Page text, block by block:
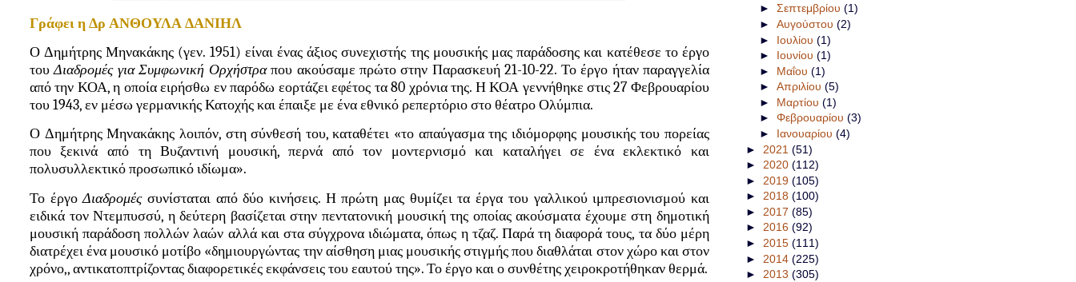
Γράφει η Δρ ΑΝΘΟΥΛΑ ΔΑΝΙΗΛ
Ο Δημήτρης Μηνακάκης (γεν. 1951) είναι ένας άξιος συνεχιστής της μουσικής μας παράδοσης και κατέθεσε το έργο
τουΔιαδρομές για Συμφωνική Ορχήστραπου ακούσαμε πρώτο στην Παρασκευή 21-10-22. Το έργο ήταν παραγγελία
από την ΚΟΑ, η οποία ειρήσθω εν παρόδω εορτάζει εφέτος τα 80 χρόνια της. Η ΚΟΑ γεννήθηκε στις 27 Φεβρουαρίου
του 1943, εν μέσω γερμανικής Κατοχής και έπαιξε με ένα εθνικό ρεπερτόριο στο θέατρο Ολύμπια.
Ο Δημήτρης Μηνακάκης λοιπόν, στη σύνθεσή του, καταθέτει «το απαύγασμα της ιδιόμορφης μουσικής του πορείας
που ξεκινά από τη Βυζαντινή μουσική, περνά από τον μοντερνισμό και καταλήγει σε ένα εκλεκτικό και
πολυσυλλεκτικό προσωπικό ιδίωμα».
Το έργοΔιαδρομέςσυνίσταται από δύο κινήσεις. Η πρώτη μας θυμίζει τα έργα του γαλλικού ιμπρεσιονισμού και
ειδικά τον Ντεμπυσσύ, η δεύτερη βασίζεται στην πεντατονική μουσική της οποίας ακούσματα έχουμε στη δημοτική
μουσική παράδοση πολλών λαών αλλά και στα σύγχρονα ιδιώματα, όπως η τζαζ. Παρά τη διαφορά τους, τα δύο μέρη
διατρέχει ένα μουσικό μοτίβο «δημιουργώντας την αίσθηση μιας μουσικής στιγμής που διαθλάται στον χώρο και στον
χρόνο,, αντικατοπτρίζοντας διαφορετικές εκφάνσεις του εαυτού της». Το έργο και ο συνθέτης χειροκροτήθηκαν θερμά.
► Σεπτεμβρίου (1)
► Αυγούστου (2)
► Ιουλίου (1)
► Ιουνίου (1)
► Μαΐου (1)
► Απριλίου (5)
► Μαρτίου (1)
► Φεβρουαρίου (3)
► Ιανουαρίου (4)
► 2021 (51)
► 2020 (112)
► 2019 (105)
► 2018 (100)
► 2017 (85)
► 2016 (92)
► 2015 (111)
► 2014 (225)
► 2013 (305)